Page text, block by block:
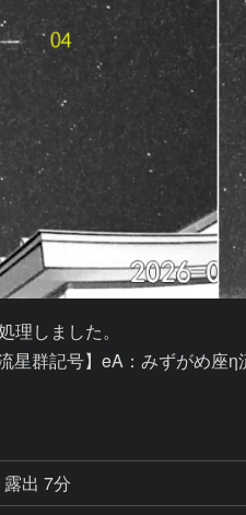
しました。
星群記号】eA：みずがめ座
露出 7分